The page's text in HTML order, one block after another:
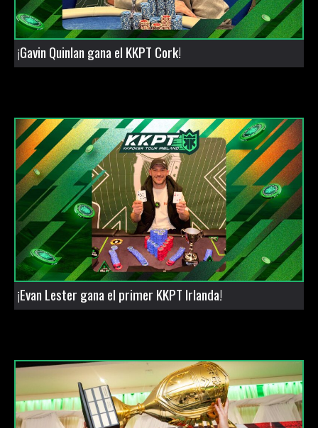
¡Gavin Quinlan gana el KKPT Cork!
¡Evan Lester gana el primer KKPT Irlanda!